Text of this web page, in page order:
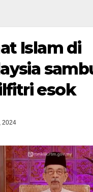
Islam di
esok
2024